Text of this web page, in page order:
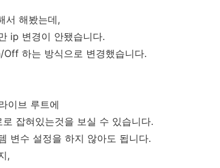
서 해봤는데,
ip 변경이 안됐습니다.
하는 방식으로 변경했습니다.
이브 루트에
잡혀있는것을 보실 수 있습니다.
변수 설정을 하지 않아도 됩니다.
,